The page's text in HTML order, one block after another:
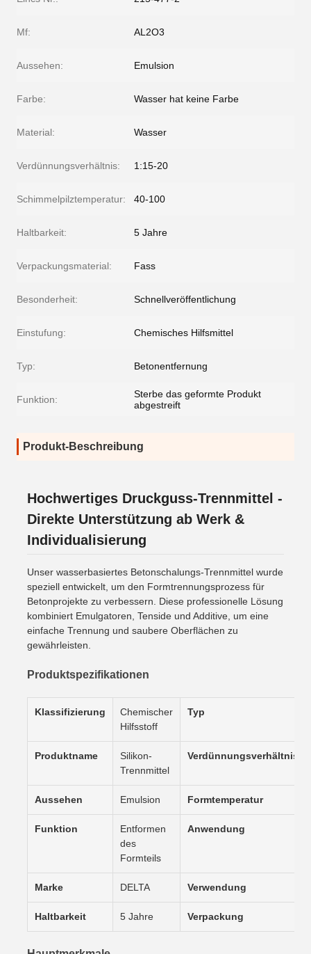
Mf: AL2O3
Aussehen: Emulsion
Farbe: Wasser hat keine Farbe
Material: Wasser
Verdünnungsverhältnis: 1:15-20
Schimmelpilztemperatur: 40-100
Haltbarkeit: 5 Jahre
Verpackungsmaterial: Fass
Besonderheit: Schnellveröffentlichung
Einstufung: Chemisches Hilfsmittel
Typ: Betonentfernung
Funktion:
Sterbe das geformte Produkt
abgestreift
Produkt-Beschreibung
Hochwertiges Druckguss-Trennmittel -
Direkte Unterstützung ab Werk &
Individualisierung
Unser wasserbasiertes Betonschalungs-Trennmittel wurde
speziell entwickelt, um den Formtrennungsprozess für
Betonprojekte zu verbessern. Diese professionelle Lösung
kombiniert Emulgatoren, Tenside und Additive, um eine
einfache Trennung und saubere Oberflächen zu
gewährleisten.
Produktspezifikationen
Klassifizierung
Chemischer
Hilfsstoff
Typ
Produktname
Silikon-
Trennmittel
Verdünnungsverhältnis
Aussehen Emulsion Formtemperatur
Funktion
Entformen
des
Formteils
Anwendung
Marke DELTA Verwendung
Haltbarkeit 5 Jahre Verpackung